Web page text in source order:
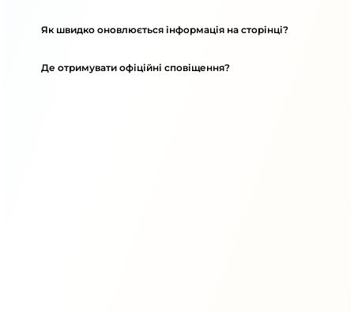
Як швидко оновлюється інформація на сторінці?
Де отримувати офіційні сповіщення?